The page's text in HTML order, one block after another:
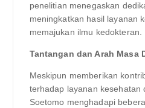
penelitian menegaskan
meningkatkan hasil layanan
memajukan ilmu kedokteran.
Tantangan dan Arah Masa
Meskipun memberikan
terhadap layanan kesehatan
Soetomo menghadapi